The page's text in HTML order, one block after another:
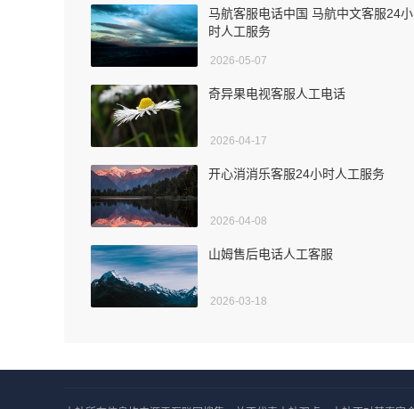
马航客服电话中国 马航中文客服24小
时人工服务
2026-05-07
奇异果电视客服人工电话
2026-04-17
开心消消乐客服24小时人工服务
2026-04-08
山姆售后电话人工客服
2026-03-18